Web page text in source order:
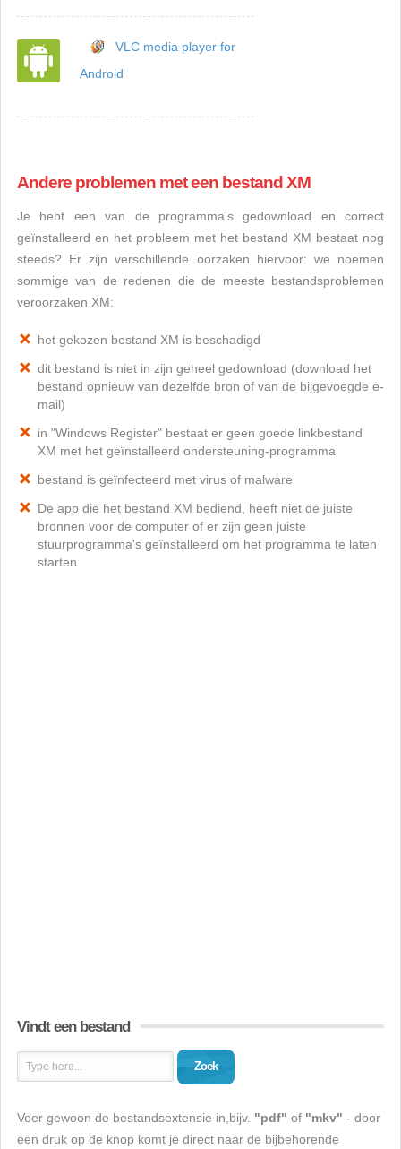
VLC media player for
Android
Andere problemen met een bestand XM
Je hebt een van de programma's gedownload en correct
geïnstalleerd en het probleem met het bestand XM bestaat nog
steeds? Er zijn verschillende oorzaken hiervoor: we noemen
sommige van de redenen die de meeste bestandsproblemen
veroorzaken XM:
het gekozen bestand XM is beschadigd
dit bestand is niet in zijn geheel gedownload (download het
bestand opnieuw van dezelfde bron of van de bijgevoegde e-
mail)
in "Windows Register" bestaat er geen goede linkbestand
XM met het geïnstalleerd ondersteuning-programma
bestand is geïnfecteerd met virus of malware
De app die het bestand XM bediend, heeft niet de juiste
bronnen voor de computer of er zijn geen juiste
stuurprogramma's geïnstalleerd om het programma te laten
starten
Vindt een bestand
Zoek
Voer gewoon de bestandsextensie in,bijv. "pdf" of "mkv" - door
een druk op de knop komt je direct naar de bijbehorende